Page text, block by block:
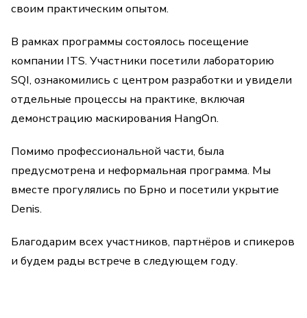
своим практическим опытом.
В рамках программы состоялось посещение
компании ITS. Участники посетили лабораторию
SQI, ознакомились с центром разработки и увидели
отдельные процессы на практике, включая
демонстрацию маскирования HangOn.
Помимо профессиональной части, была
предусмотрена и неформальная программа. Мы
вместе прогулялись по Брно и посетили укрытие
Denis.
Благодарим всех участников, партнёров и спикеров
и будем рады встрече в следующем году.